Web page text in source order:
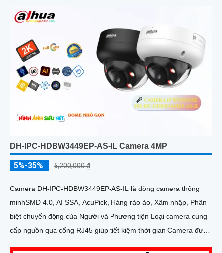
DH-IPC-HDBW3449EP-AS-IL Camera 4MP
5%-35% 5,200,000 ₫
Camera DH-IPC-HDBW3449EP-AS-IL là dòng camera thông
minhSMD 4.0, AI SSA, AcuPick, Hàng rào ảo, Xâm nhập, Phân
biệt chuyển động của Người và Phương tiện Loại camera cung
cấp nguồn qua cổng RJ45 giúp tiết kiệm thời gian Camera được